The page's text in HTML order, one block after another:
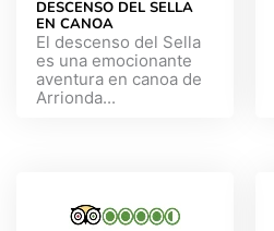
DESCENSO DEL SELLA
EN CANOA
El descenso del Sella
es una emocionante
aventura en canoa de
Arrionda...